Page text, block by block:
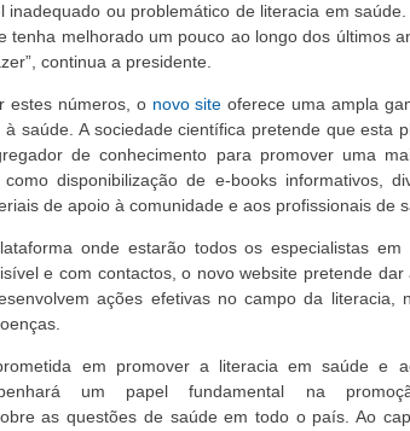
inadequado ou problemático de literacia em
tenha melhorado um pouco ao longo dos últimos
continua a presidente.
estes números, onovo site oferece uma ampla
saúde. A sociedade científica pretende que esta
de conhecimento para promover uma
disponibilização de e-books informativos,
de apoio à comunidade e aos profissionais de
onde estarão todos os especialistas em
e com contactos, o novo website pretende
ações efetivas no campo da literacia,
em promover a literacia em saúde e
um papel fundamental na
as questões de saúde em todo o país. Ao